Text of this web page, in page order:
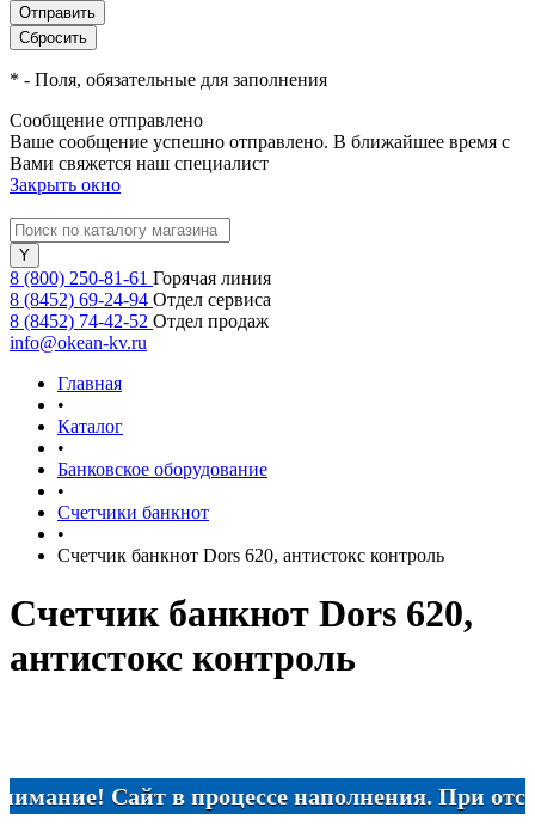
* - Поля, обязательные для заполнения
Сообщение отправлено
Ваше сообщение успешно отправлено. В ближайшее время с
Вами свяжется наш специалист
Закрыть окно
8 (800) 250-81-61 Горячая линия
8 (8452) 69-24-94 Отдел сервиса
8 (8452) 74-42-52 Отдел продаж
info@okean-kv.ru
Главная
•
Каталог
•
Банковское оборудование
•
Счетчики банкнот
•
Счетчик банкнот Dors 620, антистокс контроль
Счетчик банкнот Dors 620,
антистокс контроль
Сайт в процессе наполнения. При